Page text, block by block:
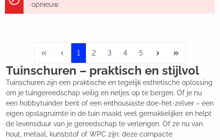
opnieuw.
1 2 3 4 5
Tuinschuren – praktisch en stijlvol
Tuinschuren zijn een praktische en tegelijk esthetische oplossing
om je tuingereedschap veilig en netjes op te bergen. Of je nu
een hobbytuinder bent of een enthousiaste doe-het-zelver – een
eigen opslagruimte in de tuin maakt veel gemakkelijker en helpt
de levensduur van je gereedschap te verlengen. Of ze nu van
hout, metaal, kunststof of WPC zijn: deze compacte